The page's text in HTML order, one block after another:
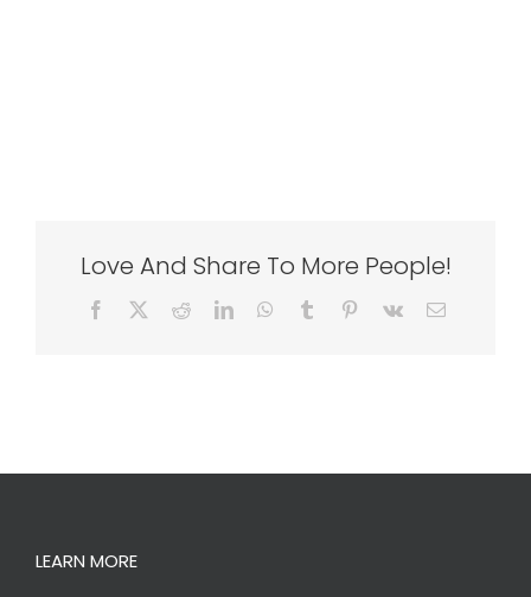
Love And Share To More People!
Facebook RedditLinkedInWhatsApp
Tumblr Pinterest
Vk Email
LEARN MORE